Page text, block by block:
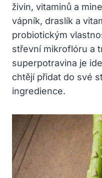
živin, vitaminů a
vápník, draslík a
probiotickým
střevní mikroflóru a
superpotravina je
chtějí přidat do své
ingredience.